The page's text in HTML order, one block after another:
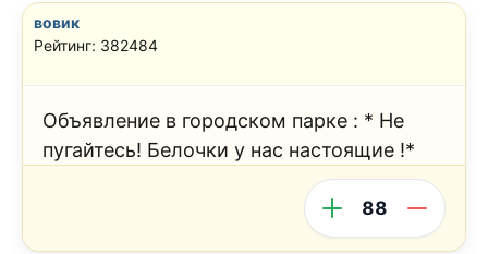
вовик
Рейтинг: 382484
Объявление в городском парке : * Не
пугайтесь! Белочки у нас настоящие !*
88